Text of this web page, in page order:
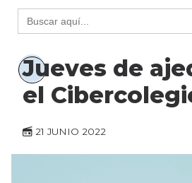
Buscar:
Jueves de
el
21 JUNIO 2022